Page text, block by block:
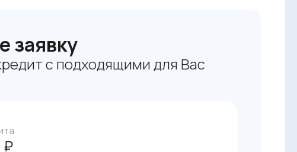
заявку
с подходящими для Вас
₽